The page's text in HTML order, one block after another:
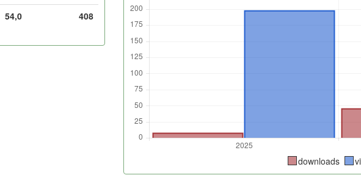
54,0
408
downloads